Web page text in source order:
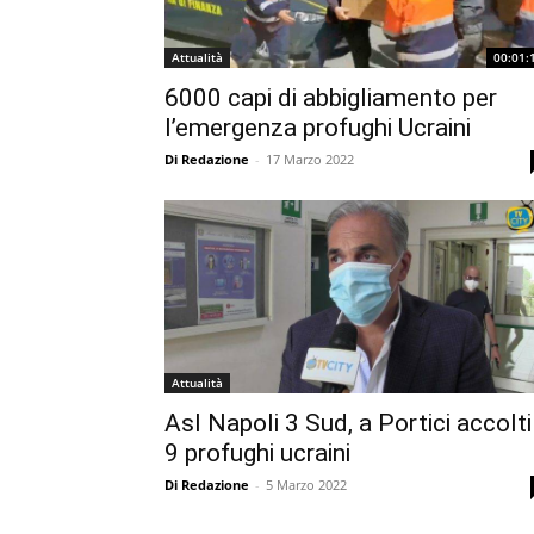
Attualità
6000 capi di abbigliamento per
l’emergenza profughi Ucraini
Di Redazione - 17 Marzo 2022
Attualità
Asl Napoli 3 Sud, a Portici accolti
9 profughi ucraini
Di Redazione - 5 Marzo 2022